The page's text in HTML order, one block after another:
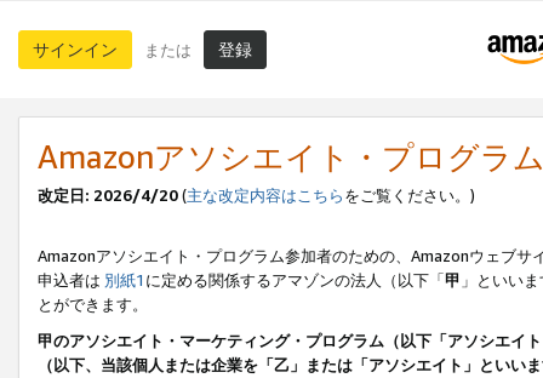
サインイン または 登録
Amazonアソシエイト・プログラ
改定日: 2026/4/20(主な改定内容はこちらをご覧ください。)
Amazonアソシエイト・プログラム参加者のための、Amazonウェブサ
申込者は 別紙1 に定める関係するアマゾンの法人（以下「甲 」といい
とができます。
甲のアソシエイト・マーケティング・プログラム（以下「アソシエイ
（以下、当該個人または企業を「乙」または「アソシエイト」とい